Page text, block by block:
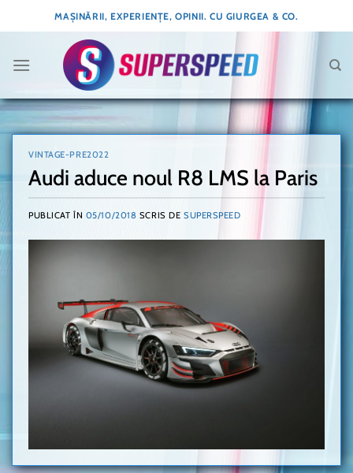
to
MAȘINĂRII, EXPERIENȚE, OPINII. CU GIURGEA & CO.
VINTAGE-PRE2022
Audi aduce noul R8 LMS la Paris
PUBLICAT ÎN 05/10/2018 SCRIS DE SUPERSPEED